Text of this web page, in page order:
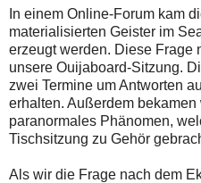
In einem Online-Forum kam
materialisierten Geister im
erzeugt werden. Diese Frage
unsere Ouijaboard-Sitzung.
zwei Termine um Antworten
erhalten. Außerdem
paranormales Phänomen,
Tischsitzung zu Gehör
Als wir die Frage nach dem